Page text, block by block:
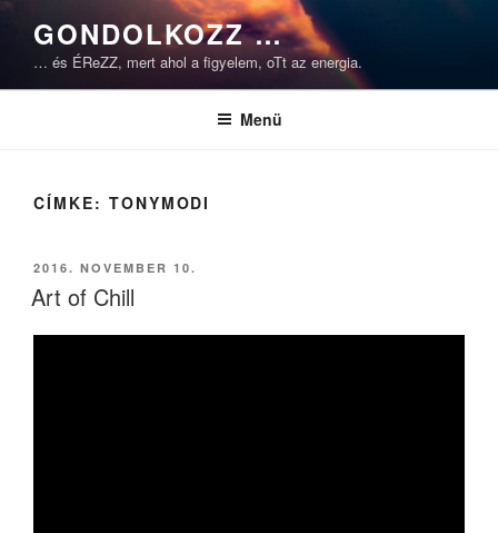
Tartalomhoz
GONDOLKOZZ …
… és ÉReZZ, mert ahol a figyelem, oTt az energia.
Menü
CÍMKE: TONYMODI
BEKÜLDVE:
2016. NOVEMBER 10.
Art of Chill